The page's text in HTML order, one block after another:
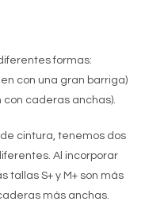
formas:
con una gran barriga)
caderas anchas).
cintura, tenemos dos
Al incorporar
tallas S+ y M+ son más
más anchas.